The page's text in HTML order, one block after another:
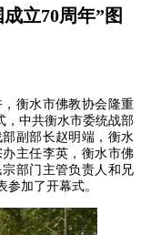
立70周年”图
衡水市佛教协会隆重
，中共衡水市委统战部
副部长赵明端，衡水
主任李英，衡水市佛
部门主管负责人和兄
加了开幕式。